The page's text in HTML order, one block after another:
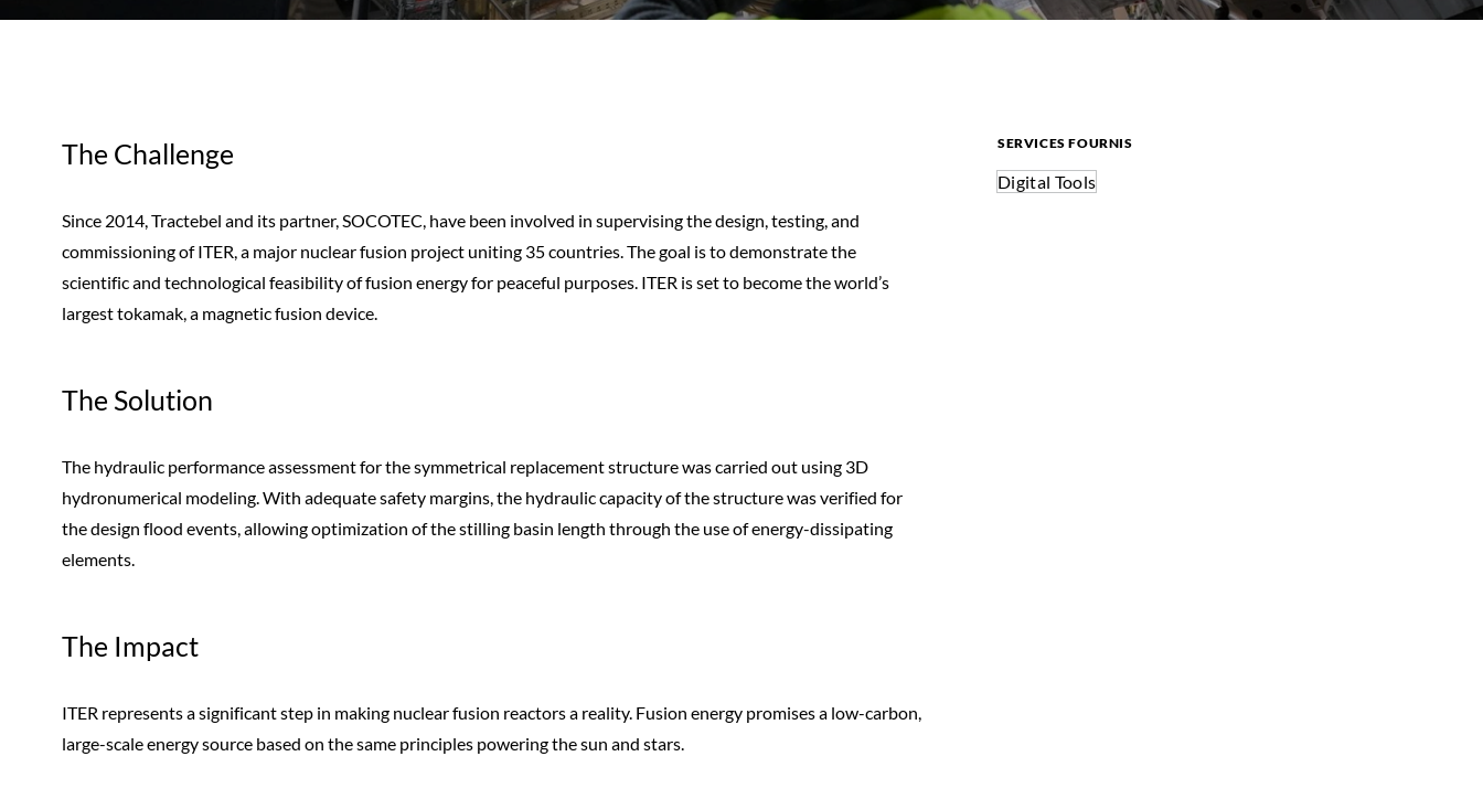
SERVICES FOURNIS
Digital Tools
The Challenge
Since 2014, Tractebel and its partner, SOCOTEC, have been involved in supervising the design, testing, and
commissioning of ITER, a major nuclear fusion project uniting 35 countries. The goal is to demonstrate the
scientific and technological feasibility of fusion energy for peaceful purposes. ITER is set to become the world’s
largest tokamak, a magnetic fusion device.
The Solution
The hydraulic performance assessment for the symmetrical replacement structure was carried out using 3D
hydronumerical modeling. With adequate safety margins, the hydraulic capacity of the structure was verified for
the design flood events, allowing optimization of the stilling basin length through the use of energy-dissipating
elements.
The Impact
ITER represents a significant step in making nuclear fusion reactors a reality. Fusion energy promises a low-carbon,
large-scale energy source based on the same principles powering the sun and stars.